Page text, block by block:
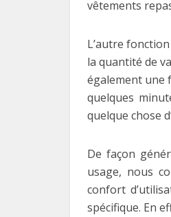
vêtements
L’autre
la quantité de
également une
quelques
quelque chose
De façon
usage, nous
confort
spécifique. En